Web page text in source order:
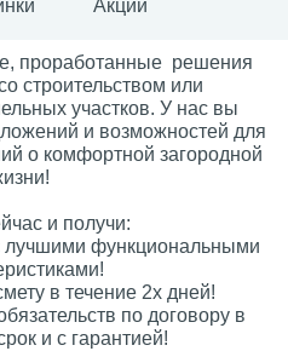
Акции
проработанные решения
строительством или
участков. У нас вы
и возможностей для
о комфортной загородной
и получи:
лучшими функциональными
в течение 2х дней!
по договору в
и с гарантией!